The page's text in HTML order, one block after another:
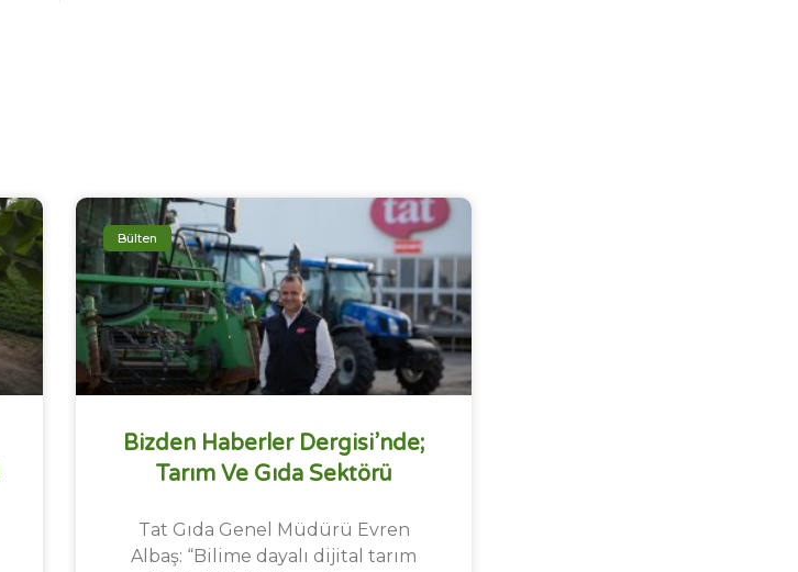
Bülten
Bizden Haberler Dergisi’nde;
Tarım Ve Gıda Sektörü
Tat Gıda Genel Müdürü Evren
Albaş: “Bilime dayalı dijital tarım